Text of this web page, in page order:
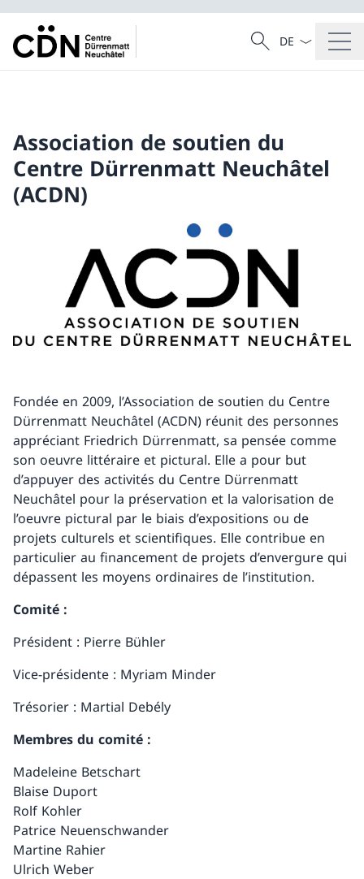
Recherche
Recherche
La langue
Association de soutien du
Centre Dürrenmatt Neuchâtel
(ACDN)
Fondée en 2009, l’Association de soutien du Centre
Dürrenmatt Neuchâtel (ACDN) réunit des personnes
appréciant Friedrich Dürrenmatt, sa pensée comme
son oeuvre littéraire et pictural. Elle a pour but
d’appuyer des activités du Centre Dürrenmatt
Neuchâtel pour la préservation et la valorisation de
l’oeuvre pictural par le biais d’expositions ou de
projets culturels et scientifiques. Elle contribue en
particulier au financement de projets d’envergure qui
dépassent les moyens ordinaires de l’institution.
Comité :
Président : Pierre Bühler
Vice-présidente : Myriam Minder
Trésorier : Martial Debély
Membres du comité :
Madeleine Betschart
Blaise Duport
Rolf Kohler
Patrice Neuenschwander
Martine Rahier
Ulrich Weber